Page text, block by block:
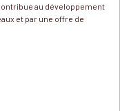
au développement
et par une offre de